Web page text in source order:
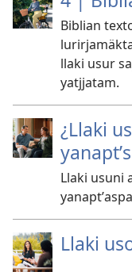
Biblian
llaki usur
yatjjatam.
¿Llaki
Llaki usuni
Llaki